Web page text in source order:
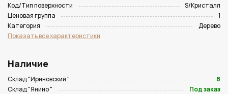
Код/Тип поверхности
S/Кристалл
Ценовая группа
1
Категория
Дерево
Показать все характеристики
Наличие
Склад "Ириновский "
8
Склад "Янино "
Под заказ